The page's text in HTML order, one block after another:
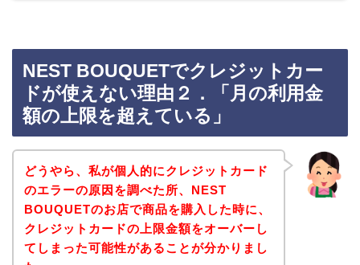
NEST BOUQUETでクレジットカー
ドが使えない理由２．「月の利用金
額の上限を超えている」
どうやら、私が個人的にクレジットカード
のエラーの原因を調べた所、NEST
BOUQUETのお店で商品を購入した時に、
クレジットカードの上限金額をオーバーし
てしまった可能性があることが分かりまし